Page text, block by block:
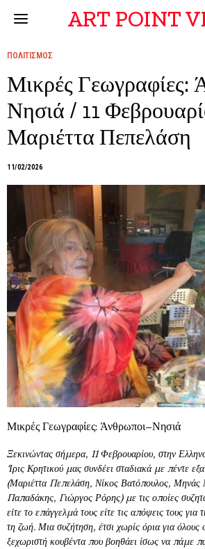
ART POINT
ΠΟΛΙΤΙΣΜΟΣ
Μικρές Γεωγραφίες:
Νησιά / 11
Μαριέττα Πεπελάση
11/02/2026
Μικρές Γεωγραφίες: Άνθρωποι–Νησιά
Ξεκινώντας σήμερα, 11 Φεβρουαρίου, στην
‘Ιρις Κρητικού μας συνδέει σταδιακά με πέντε
(Μαριέττα Πεπελάση, Νίκος Βατόπουλος, Μηνάς
Παπαδάκης, Γιώργος Ρόρης) με τις οποίες
είτε το επάγγελμά τους είτε τις απόψεις τους για
τη ζωή. Μια συζήτηση, έτσι χωρίς όρια για όλους
ξεχωριστή κουβέντα που βοηθάει ίσως να πάμε